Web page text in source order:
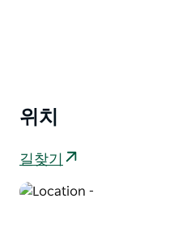
위치
길찾기